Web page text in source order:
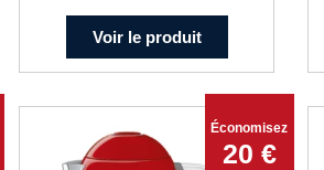
Voir le produit
Économisez
20 €